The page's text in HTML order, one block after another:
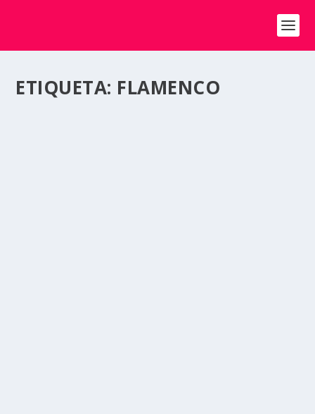
ETIQUETA: FLAMENCO